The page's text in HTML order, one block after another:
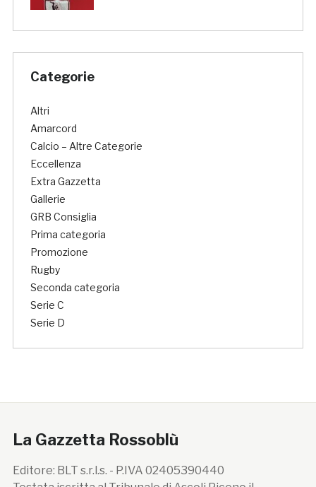
Categorie
Altri
Amarcord
Calcio – Altre Categorie
Eccellenza
Extra Gazzetta
Gallerie
GRB Consiglia
Prima categoria
Promozione
Rugby
Seconda categoria
Serie C
Serie D
La Gazzetta Rossoblù
Editore: BLT s.r.l.s. - P.IVA 02405390440